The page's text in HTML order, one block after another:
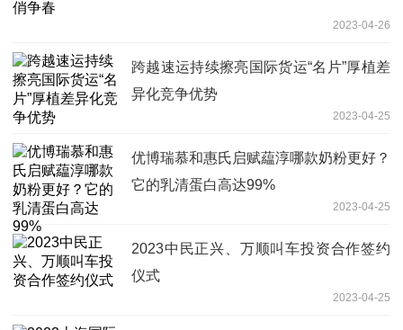
2023-04-26
跨越速运持续擦亮国际货运“名片”厚植差
异化竞争优势
2023-04-25
优博瑞慕和惠氏启赋藴淳哪款奶粉更好？
它的乳清蛋白高达99%
2023-04-25
2023中民正兴、万顺叫车投资合作签约
仪式
2023-04-25